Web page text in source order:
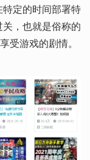
定的时间部署特
，也就是俗称的
受游戏的剧情。